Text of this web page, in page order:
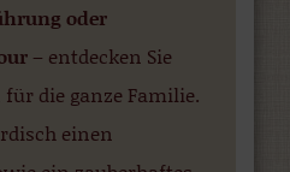
oder
– entdecken Sie
die ganze Familie.
einen